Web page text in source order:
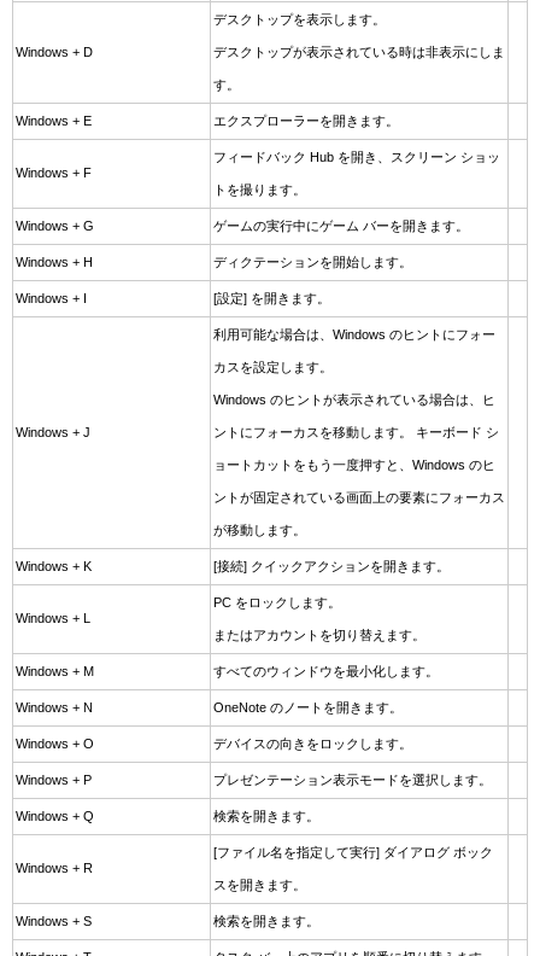
Windows + D
デスクトップを表示します。
デスクトップが表示されている時は非表示にしま
す。
Windows + E エクスプローラーを開きます。
Windows + F
フィードバック Hub を開き、スクリーン ショッ
トを撮ります。
Windows + G ゲームの実行中にゲーム バーを開きます。
Windows + H ディクテーションを開始します。
Windows + I [設定] を開きます。
Windows + J
利用可能な場合は、Windows のヒントにフォー
カスを設定します。
Windows のヒントが表示されている場合は、ヒ
ントにフォーカスを移動します。 キーボード シ
ョートカットをもう一度押すと、Windows のヒ
ントが固定されている画面上の要素にフォーカス
が移動します。
Windows + K [接続] クイックアクションを開きます。
Windows + L
PC をロックします。
またはアカウントを切り替えます。
Windows + M すべてのウィンドウを最小化します。
Windows + N OneNote のノートを開きます。
Windows + O デバイスの向きをロックします。
Windows + P プレゼンテーション表示モードを選択します。
Windows + Q 検索を開きます。
Windows + R
[ファイル名を指定して実行] ダイアログ ボック
スを開きます。
Windows + S 検索を開きます。